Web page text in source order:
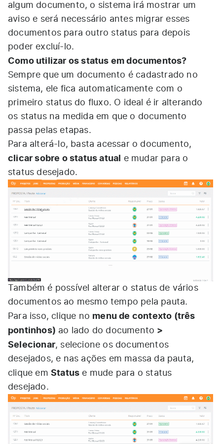
algum documento, o sistema irá mostrar um
aviso e será necessário antes migrar esses
documentos para outro status para depois
poder excluí-lo.
Como utilizar os status em documentos?
Sempre que um documento é cadastrado no
sistema, ele fica automaticamente com o
primeiro status do fluxo. O ideal é ir alterando
os status na medida em que o documento
passa pelas etapas.
Para alterá-lo, basta acessar o documento,
clicar sobre o status atual e mudar para o
status desejado.
Também é possível alterar o status de vários
documentos ao mesmo tempo pela pauta.
Para isso, clique no menu de contexto (três
pontinhos) ao lado do documento >
Selecionar, selecione os documentos
desejados, e nas ações em massa da pauta,
clique em Status e mude para o status
desejado.